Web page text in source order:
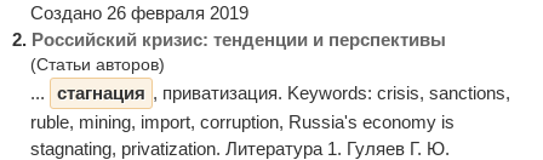
Создано 26 февраля 2019
2. Российский кризис: тенденции и перспективы
(Статьи авторов)
... стагнация , приватизация. Keywords: crisis, sanctions,
ruble, mining, import, corruption, Russia's economy is
stagnating, privatization. Литература 1. Гуляев Г. Ю.